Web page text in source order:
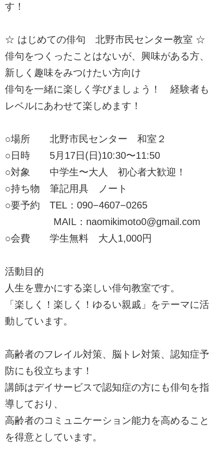
す！
☆ はじめての俳句 北野市民センター教室 ☆
俳句をつくったことはないが、興味がある方、
新しく趣味をみつけたい方向け
俳句を一緒に楽しく学びましょう！ 経験者も
レベルにあわせて楽しめます！
○場所 北野市民センター 和室２
○日時 5月17日(日)10:30〜11:50
○対象 中学生〜大人 初心者大歓迎！
○持ち物 筆記用具 ノート
○要予約 TEL：090−4607−0265
MAIL：naomikimoto0@gmail.com
○会費 学生無料 大人1,000円
活動目的
人生を豊かにする楽しい俳句教室です。
「楽しく！楽しく！ゆるい親戚」をテーマに活
動しています。
高齢者のフレイル対策、脳トレ対策、認知症予
防にも役立ちます！
講師はデイサービスで認知症の方にも俳句を指
導しており、
高齢者のコミュニケーション能力を高めること
を得意としています。